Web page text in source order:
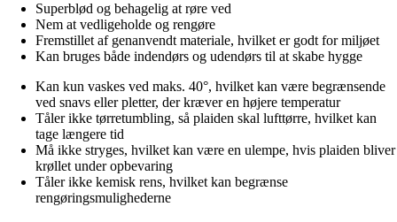
Superblød og behagelig at røre ved
Nem at vedligeholde og rengøre
Fremstillet af genanvendt materiale, hvilket er godt for miljøet
Kan bruges både indendørs og udendørs til at skabe hygge
Kan kun vaskes ved maks. 40°, hvilket kan være begrænsende
ved snavs eller pletter, der kræver en højere temperatur
Tåler ikke tørretumbling, så plaiden skal lufttørre, hvilket kan
tage længere tid
Må ikke stryges, hvilket kan være en ulempe, hvis plaiden bliver
krøllet under opbevaring
Tåler ikke kemisk rens, hvilket kan begrænse
rengøringsmulighederne